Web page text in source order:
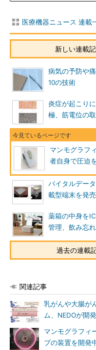
医療機器ニュース 連載
新しい連載
病気の予防や
10の技術
炎症が起こり
極、筋電位の
マンモグラフ
者自身で圧迫
バイタルデー
載型端末を発売
薬箱の中身を
管理、飲み忘
過去の連載
関連記事
乳がんや大腸が
ム、NEDOが開
マンモグラフィ
プの装置を開発